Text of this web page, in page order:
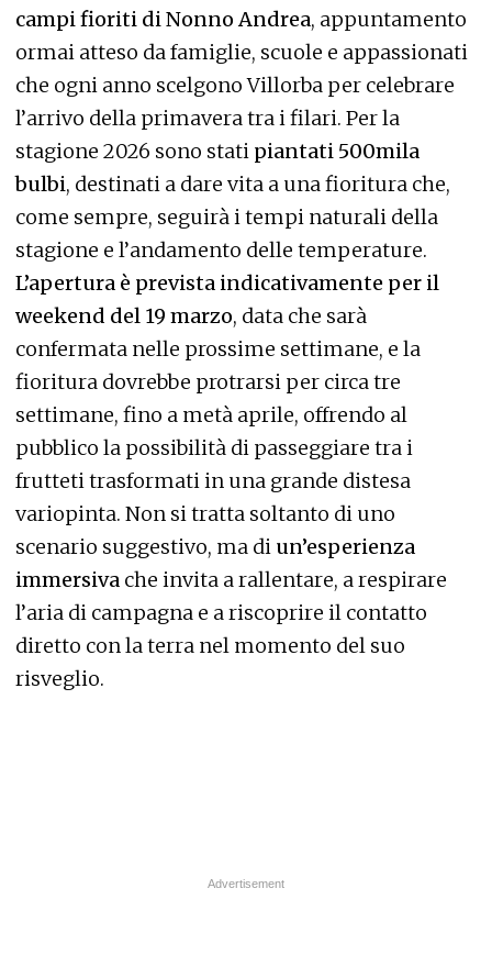
campi fioriti di Nonno Andrea, appuntamento
ormai atteso da famiglie, scuole e appassionati
che ogni anno scelgono Villorba per celebrare
l’arrivo della primavera tra i filari. Per la
stagione 2026 sono stati piantati 500mila
bulbi, destinati a dare vita a una fioritura che,
come sempre, seguirà i tempi naturali della
stagione e l’andamento delle temperature.
L’apertura è prevista indicativamente per il
weekend del 19 marzo, data che sarà
confermata nelle prossime settimane, e la
fioritura dovrebbe protrarsi per circa tre
settimane, fino a metà aprile, offrendo al
pubblico la possibilità di passeggiare tra i
frutteti trasformati in una grande distesa
variopinta. Non si tratta soltanto di uno
scenario suggestivo, ma di un’esperienza
immersiva che invita a rallentare, a respirare
l’aria di campagna e a riscoprire il contatto
diretto con la terra nel momento del suo
risveglio.